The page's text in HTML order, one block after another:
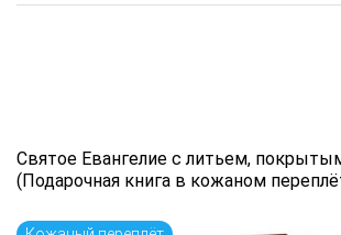
Святое Евангелие с литьем,
(Подарочная книга в кожаном